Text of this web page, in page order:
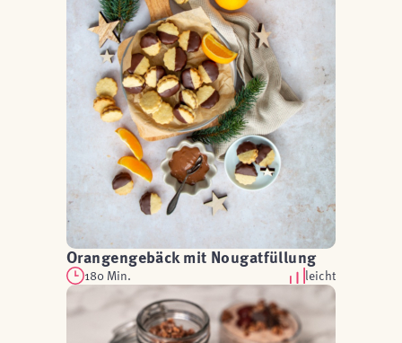
Orangengebäck mit Nougatfüllung
180 Min. leicht